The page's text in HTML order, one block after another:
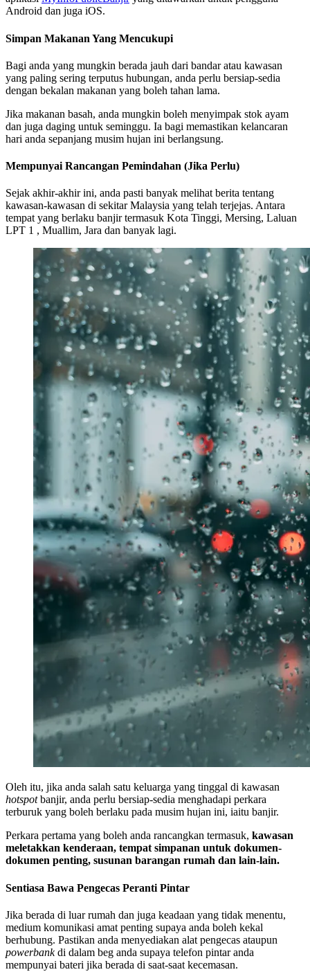
Android dan juga iOS.
Simpan Makanan Yang Mencukupi
Bagi anda yang mungkin berada jauh dari bandar atau kawasan
yang paling sering terputus hubungan, anda perlu bersiap-sedia
dengan bekalan makanan yang boleh tahan lama.
Jika makanan basah, anda mungkin boleh menyimpak stok ayam
dan juga daging untuk seminggu. Ia bagi memastikan kelancaran
hari anda sepanjang musim hujan ini berlangsung.
Mempunyai Rancangan Pemindahan (Jika Perlu)
Sejak akhir-akhir ini, anda pasti banyak melihat berita tentang
kawasan-kawasan di sekitar Malaysia yang telah terjejas. Antara
tempat yang berlaku banjir termasuk Kota Tinggi, Mersing, Laluan
LPT 1 , Muallim, Jara dan banyak lagi.
Oleh itu, jika anda salah satu keluarga yang tinggal di kawasan
hotspotbanjir, anda perlu bersiap-sedia menghadapi perkara
terburuk yang boleh berlaku pada musim hujan ini, iaitu banjir.
Perkara pertama yang boleh anda rancangkan termasuk, kawasan
meletakkan kenderaan, tempat simpanan untuk dokumen-
dokumen penting, susunan barangan rumah dan lain-lain.
Sentiasa Bawa Pengecas Peranti Pintar
Jika berada di luar rumah dan juga keadaan yang tidak menentu,
medium komunikasi amat penting supaya anda boleh kekal
berhubung. Pastikan anda menyediakan alat pengecas ataupun
powerbankdi dalam beg anda supaya telefon pintar anda
mempunyai bateri jika berada di saat-saat kecemasan.